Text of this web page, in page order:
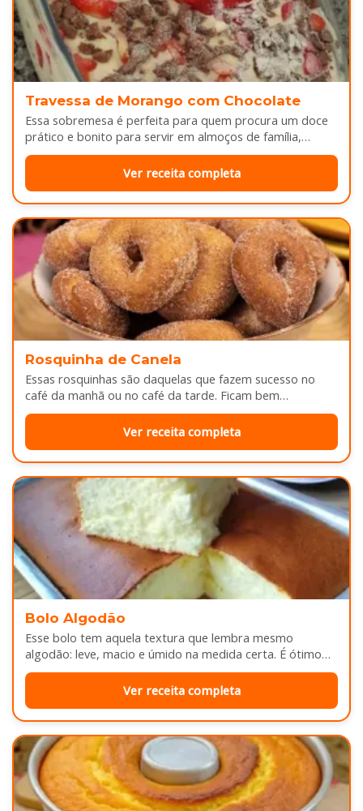
Travessa de Morango com Chocolate
Essa sobremesa é perfeita para quem procura um doce
prático e bonito para servir em almoços de família,
aniversários ou…
Ver receita completa
Rosquinha de Canela
Essas rosquinhas são daquelas que fazem sucesso no
café da manhã ou no café da tarde. Ficam bem
douradinhas por…
Ver receita completa
Bolo Algodão
Esse bolo tem aquela textura que lembra mesmo
algodão: leve, macio e úmido na medida certa. É ótimo
pra servir…
Ver receita completa